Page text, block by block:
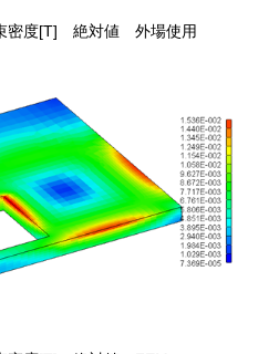
絶対値 外場使用